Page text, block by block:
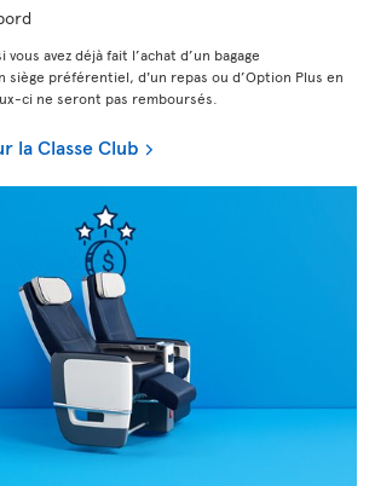
avez déjà fait l’achat d’un bagage
siège préférentiel, d'un repas ou d’Option Plus en
ci ne seront pas remboursés.
la Classe Club